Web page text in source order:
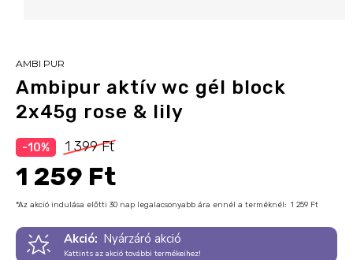
AMBI PUR
Ambipur aktív wc gél block
2x45g rose & lily
-10% 1 399 Ft
1 259 Ft
*Az akció indulása előtti 30 nap legalacsonyabb ára ennél a terméknél: 1 259 Ft
Akció: Nyárzáró akció
Kattints az akció további termékeihez!